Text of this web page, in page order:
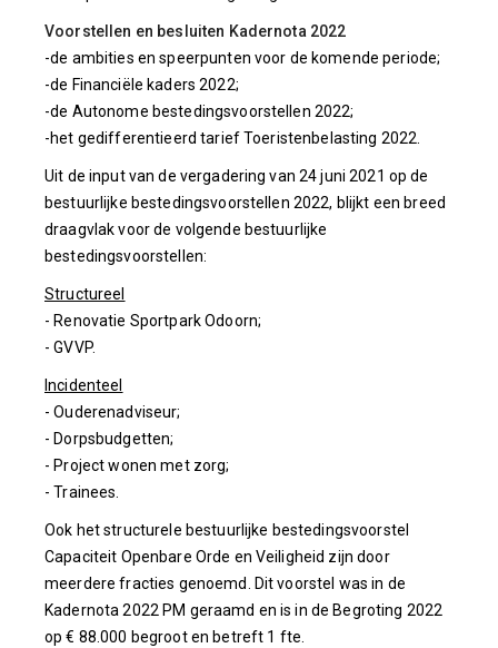
Voorstellen en besluiten Kadernota 2022
-de ambities en speerpunten voor de komende periode;
-de Financiële kaders 2022;
-de Autonome bestedingsvoorstellen 2022;
-het gedifferentieerd tarief Toeristenbelasting 2022.
Uit de input van de vergadering van 24 juni 2021 op de
bestuurlijke bestedingsvoorstellen 2022, blijkt een breed
draagvlak voor de volgende bestuurlijke
bestedingsvoorstellen:
Structureel
- Renovatie Sportpark Odoorn;
- GVVP.
Incidenteel
- Ouderenadviseur;
- Dorpsbudgetten;
- Project wonen met zorg;
- Trainees.
Ook het structurele bestuurlijke bestedingsvoorstel
Capaciteit Openbare Orde en Veiligheid zijn door
meerdere fracties genoemd. Dit voorstel was in de
Kadernota 2022 PM geraamd en is in de Begroting 2022
op € 88.000 begroot en betreft 1 fte.